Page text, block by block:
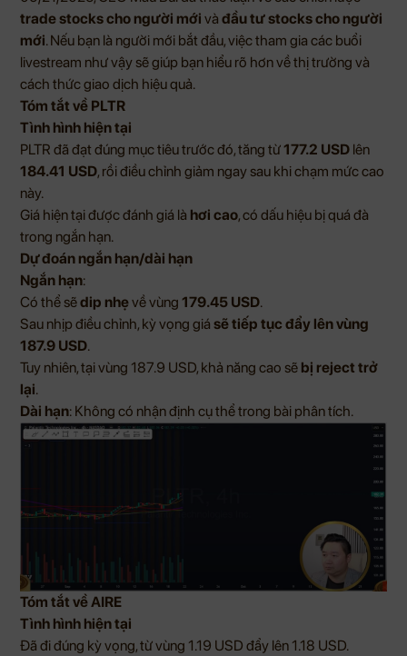
trade stocks cho người mới và đầu tư stocks cho người
mới. Nếu bạn là người mới bắt đầu, việc tham gia các buổi
livestream như vậy sẽ giúp bạn hiểu rõ hơn về thị trường và
cách thức giao dịch hiệu quả.
Tóm tắt về PLTR
Tình hình hiện tại
PLTR đã đạt đúng mục tiêu trước đó, tăng từ177.2 USD lên
184.41 USD, rồi điều chỉnh giảm ngay sau khi chạm mức cao
này.
Giá hiện tại được đánh giá là hơi cao, có dấu hiệu bị quá đà
trong ngắn hạn.
Dự đoán ngắn hạn/dài hạn
Ngắn hạn:
Có thể sẽdip nhẹvề vùng 179.45 USD.
Sau nhịp điều chỉnh, kỳ vọng giá sẽ tiếp tục đẩy lên vùng
187.9 USD.
Tuy nhiên, tại vùng 187.9 USD, khả năng cao sẽ bị reject trở
lại.
Dài hạn: Không có nhận định cụ thể trong bài phân tích.
Tóm tắt về AIRE
Tình hình hiện tại
Đã đi đúng kỳ vọng, từ vùng 1.19 USD đẩy lên 1.18 USD.